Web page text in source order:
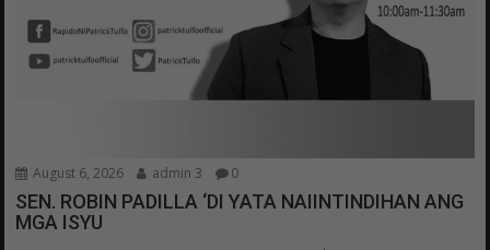
August 6, 2026 admin 3 0
SEN. ROBIN PADILLA ‘DI YATA NAIINTINDIHAN ANG
MGA ISYU